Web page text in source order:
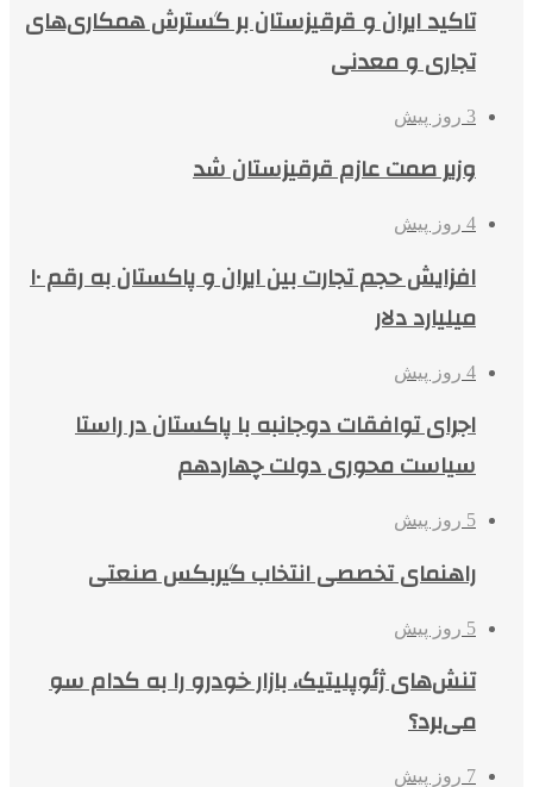
تاکید ایران و قرقیزستان بر گسترش همکاری‌های
تجاری و معدنی
3 روز پیش
وزیر صمت عازم قرقیزستان شد
4 روز پیش
افزایش حجم تجارت بین ایران و پاکستان به رقم ۱۰
میلیارد دلار
4 روز پیش
اجرای توافقات دوجانبه با پاکستان در راستا
سیاست محوری دولت چهاردهم
5 روز پیش
راهنمای تخصصی انتخاب گیربکس صنعتی
5 روز پیش
تنش‌های ژئوپلیتیک، بازار خودرو را به کدام سو
می‌برد؟
7 روز پیش